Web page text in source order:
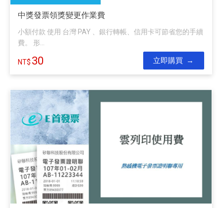
中獎發票領獎變更作業費
小額付款 使用 台灣 PAY 、銀行轉帳、信用卡可節省您的手續
費。 形...
30 立即購買